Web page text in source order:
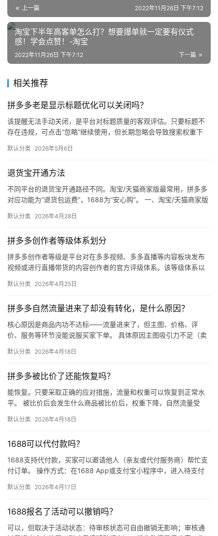
营
跨
境
电
媒
体
社
登录
上一篇 2022年11月26日 下午7:12
淘宝下半年高客单怎么打？想要爆单就一定要有仪式
感！学会点赞！-淘宝
下一篇
2022年11月26日 下午7:12
相关推荐
拼多多老是显示标题优化可以关闭吗？
该提醒无法手动关闭，是平台对标题质量的客观评估。只要标题不
存在违规，可点击“忽略”继续使用，但长期忽略会导致搜索权重下
默认分类 2026年5月6日
退货宝开通方法
不同平台的退货宝开通路径不同。淘宝/天猫商家版最常用，拼多多
对应功能为“退货包运费”，1688为“安心购”。 一、淘宝/天猫商家版
默认分类 2026年4月28日
拼多多创作者等级体系划分
拼多多创作者等级是平台对在多多视频、多多直播等内容板块发布
视频或进行直播带货的内容创作者的官方评级体系。该等级体系以
同等级…
默认分类 2026年4月25日
拼多多自然流量进来了却没有转化，是什么原因？
核心原因是商品内功不达标——流量进来了，但主图、价格、评
价、服务等环节没能说服买家下单。 具体原因主图吸引力不足（卖
评少、…
默认分类 2026年4月18日
拼多多被比价了还能恢复吗？
能恢复。只要采取正确的应对措施，流量和权重可以恢复到正常水
平。 被比价后会发生什么商品被比价后，权重下降，自然流量受
网价格…
默认分类 2026年4月18日
1688可以代付款吗？
1688支持代付款，买家可以邀请他人（亲友或代付服务商）帮忙支
付订单。 操作方式：在1688 App或支付宝小程序中，进入待支付
默认分类 2026年4月17日
1688报名了活动可以撤销吗？
可以，但取决于活动状态：待审核状态可自由撤销无影响；审核通